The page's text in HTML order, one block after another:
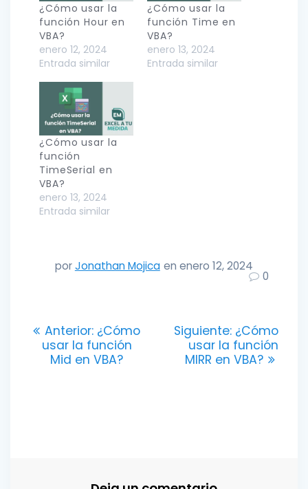
¿Cómo usar la
función Hour en
VBA?
enero 12, 2024
Entrada similar
¿Cómo usar la
función Time en
VBA?
enero 13, 2024
Entrada similar
¿Cómo usar la
función
TimeSerial en
VBA?
enero 13, 2024
Entrada similar
porJonathan Mojica en enero 12, 2024
0
Navegación
Anterior: Entrada
anterior:
¿Cómo
usar la función
Mid en VBA?
Siguiente: Entrada
siguiente:
¿Cómo
usar la función
MIRR en VBA?